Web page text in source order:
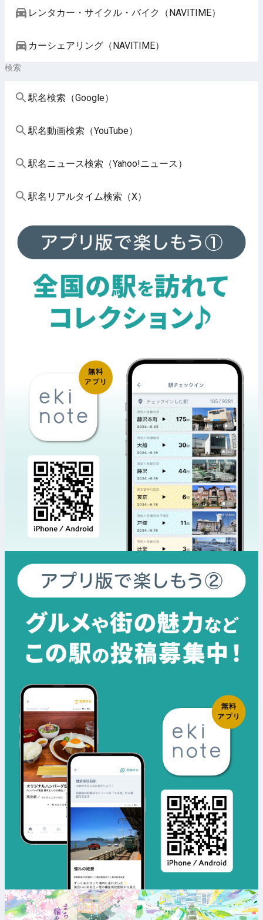
レンタカー・サイクル・バイク（NAVITIME）
カーシェアリング（NAVITIME）
検索
駅名検索（Google）
駅名動画検索（YouTube）
駅名ニュース検索（Yahoo!ニュース）
駅名リアルタイム検索（X）